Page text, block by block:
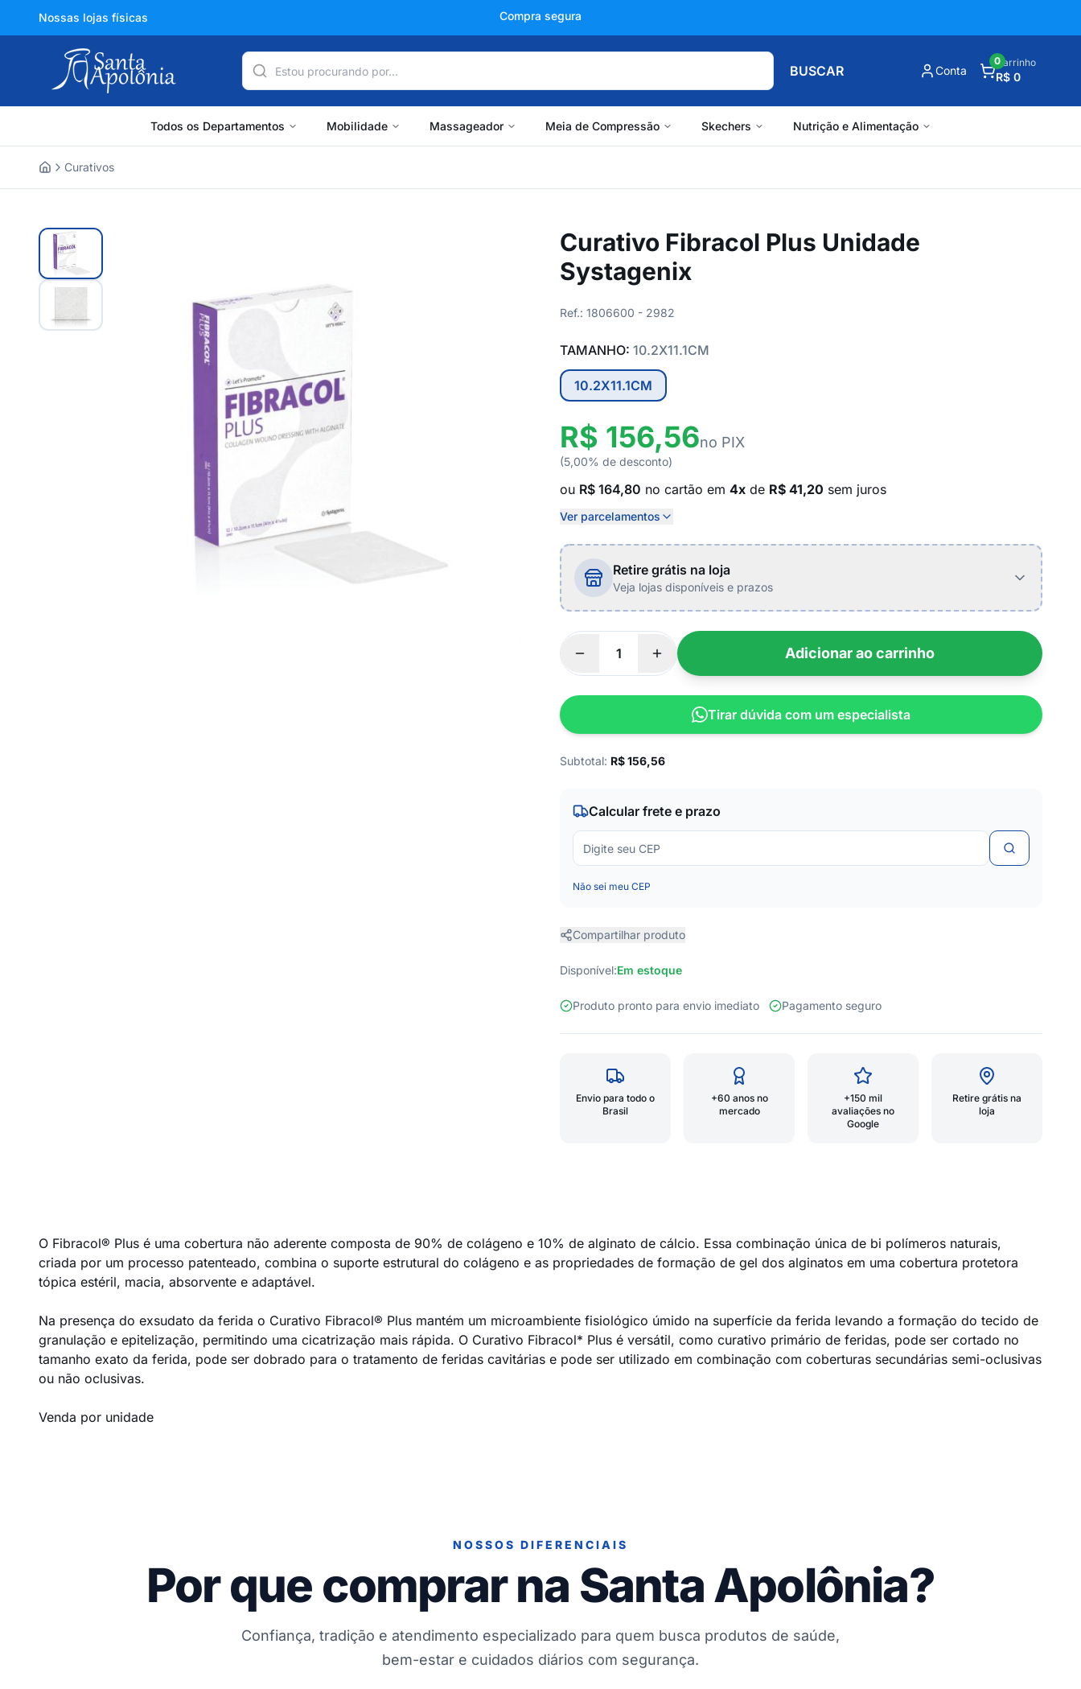
Nossas lojas físicas +150 mil avaliações
BUSCAR Conta
Carrinho
R$ 0
0
Todos os Departamentos Mobilidade Massageador Meia de Compressão Skechers Nutrição e Alimentação
Curativos
Curativo Fibracol Plus Unidade
Systagenix
Ref.: 1806600 - 2982
TAMANHO: 10.2X11.1CM
10.2X11.1CM
R$ 156,56no PIX
(5,00% de desconto)
ou R$ 164,80 no cartão em 4x de R$ 41,20 sem juros
Ver parcelamentos
Retire grátis na loja
Veja lojas disponíveis e prazos
Adicionar ao carrinho
Tirar dúvida com um especialista
Subtotal: R$156,56
Calcular frete e prazo
Não sei meu CEP
Compartilhar produto
Disponível:Em estoque
Produto pronto para envio imediato Pagamento seguro
Envio para todo o
Brasil
+60 anos no
mercado
+150 mil
avaliações no
Google
Retire grátis na
loja
O Fibracol® Plus é uma cobertura não aderente composta de 90% de colágeno e 10% de alginato de cálcio. Essa combinação única de bi polímeros naturais,
criada por um processo patenteado, combina o suporte estrutural do colágeno e as propriedades de formação de gel dos alginatos em uma cobertura protetora
tópica estéril, macia, absorvente e adaptável.
Na presença do exsudato da ferida o Curativo Fibracol® Plus mantém um microambiente fisiológico úmido na superfície da ferida levando a formação do tecido de
granulação e epitelização, permitindo uma cicatrização mais rápida. O Curativo Fibracol* Plus é versátil, como curativo primário de feridas, pode ser cortado no
tamanho exato da ferida, pode ser dobrado para o tratamento de feridas cavitárias e pode ser utilizado em combinação com coberturas secundárias semi-oclusivas
ou não oclusivas.
Venda por unidade
NOSSOS DIFERENCIAIS
Por que comprar na Santa Apolônia?
Confiança, tradição e atendimento especializado para quem busca produtos de saúde,
bem-estar e cuidados diários com segurança.